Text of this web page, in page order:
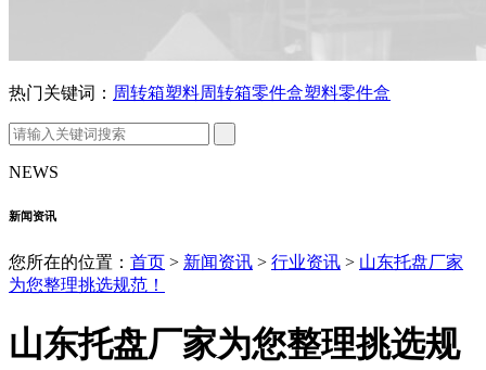
热门关键词： 周转箱塑料周转箱零件盒塑料零件盒
NEWS
新闻资讯
您所在的位置： 首页 > 新闻资讯 > 行业资讯 > 山东托盘厂家
为您整理挑选规范！
山东托盘厂家为您整理挑选规